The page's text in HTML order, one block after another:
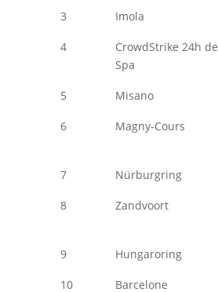
3 Imola
4
CrowdStrike 24h de
Spa
5 Misano
6 Magny-Cours
7 Nürburgring
8 Zandvoort
9 Hungaroring
10 Barcelone